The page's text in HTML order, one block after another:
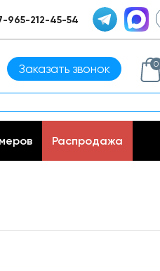
965-212-45-54
Заказать звонок 0
Распродажа